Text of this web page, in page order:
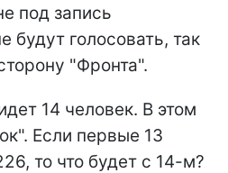
под запись
будут голосовать, так
"Фронта".
14 человек. В этом
Если первые 13
то что будет с 14-м?